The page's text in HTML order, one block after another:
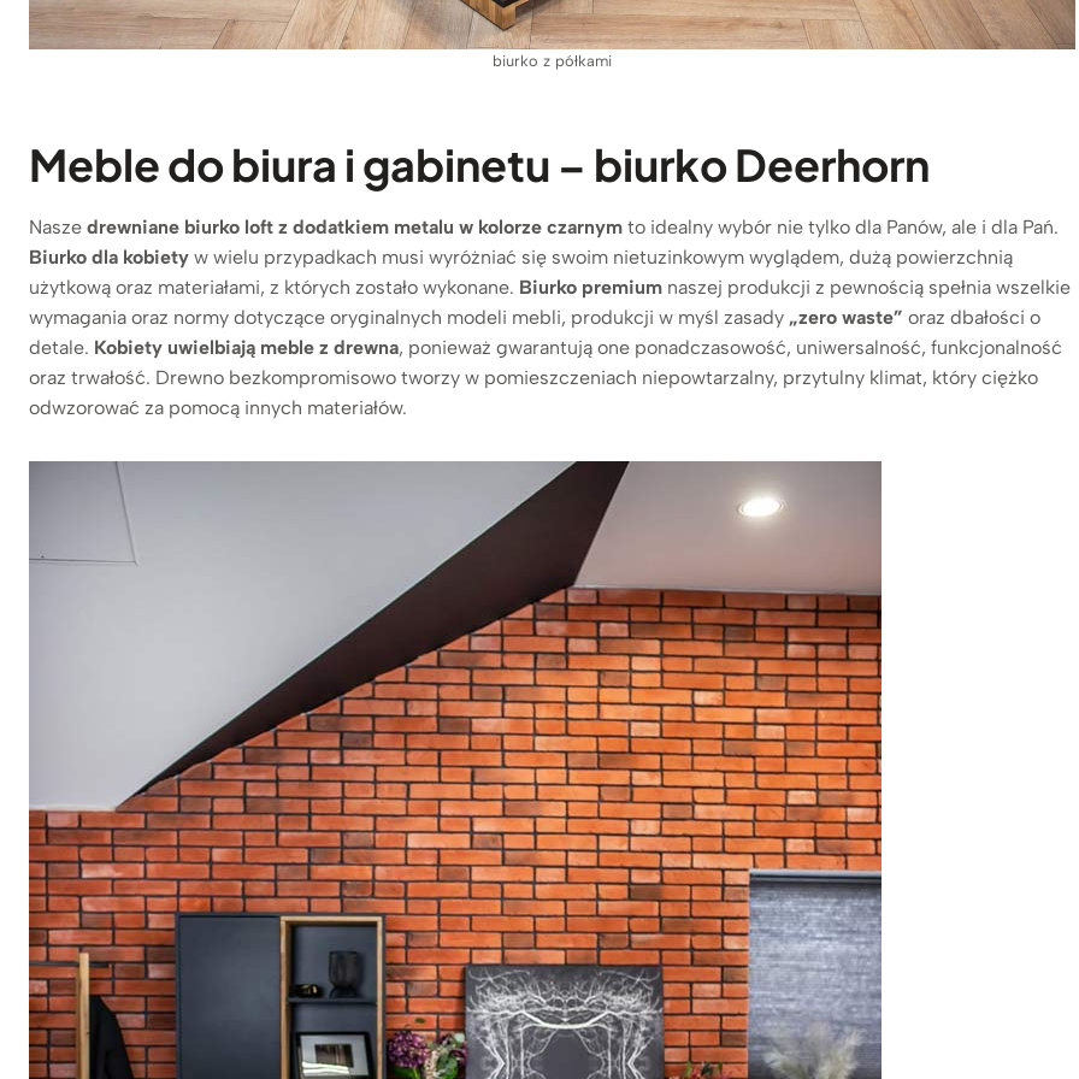
biurko z półkami
Meble do biura i gabinetu – biurko Deerhorn
Nasze drewniane biurko loft z dodatkiem metalu w kolorze czarnym to idealny wybór nie tylko dla Panów, ale i dla Pań.
Biurko dla kobiety w wielu przypadkach musi wyróżniać się swoim nietuzinkowym wyglądem, dużą powierzchnią
użytkową oraz materiałami, z których zostało wykonane. Biurko premium naszej produkcji z pewnością spełnia wszelkie
wymagania oraz normy dotyczące oryginalnych modeli mebli, produkcji w myśl zasady „zero waste” oraz dbałości o
detale. Kobiety uwielbiają meble z drewna, ponieważ gwarantują one ponadczasowość, uniwersalność, funkcjonalność
oraz trwałość. Drewno bezkompromisowo tworzy w pomieszczeniach niepowtarzalny, przytulny klimat, który ciężko
odwzorować za pomocą innych materiałów.